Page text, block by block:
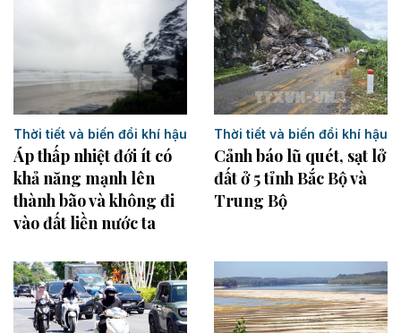
Thời tiết và biến đổi khí hậu
Áp thấp nhiệt đới ít có
khả năng mạnh lên
thành bão và không đi
vào đất liền nước ta
Thời tiết và biến đổi khí hậu
Cảnh báo lũ quét, sạt lở
đất ở 5 tỉnh Bắc Bộ và
Trung Bộ